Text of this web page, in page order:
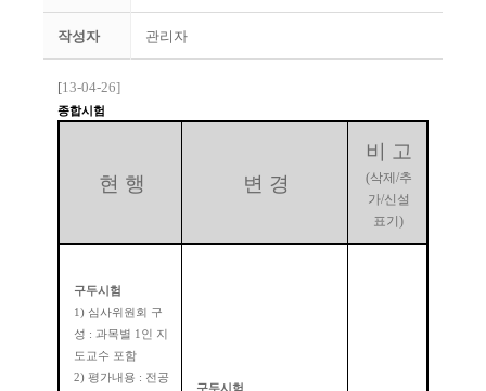
작성자 관리자
[13-04-26]
종합시험
현 행 변 경
비 고
(삭제 /추
가/신설
표기 )
구두시험
1) 심사위원회 구
성 : 과목별 1인 지
도교수 포함
2) 평가내용 : 전공
구두시험